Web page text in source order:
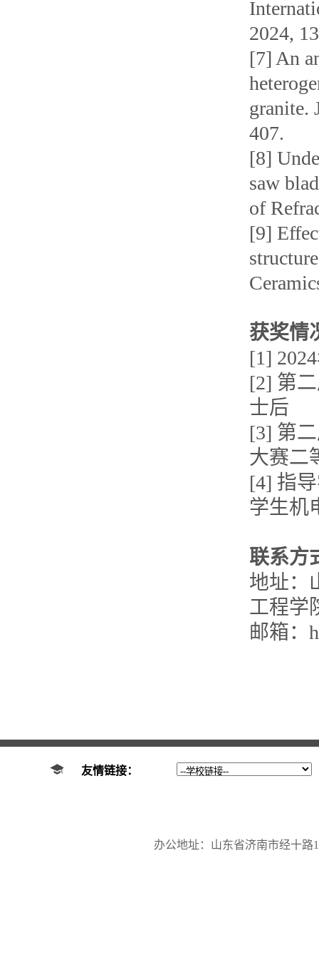
2024,
[7] An
granite.
407.
[8]
saw
of
[9]
获奖情
[1]
[2] 第
士后
[3] 第
大赛二
[4] 指
学生机
联系方
地址：
工程学
邮箱：
友情链接：
办公地址：山东省济南市经十路